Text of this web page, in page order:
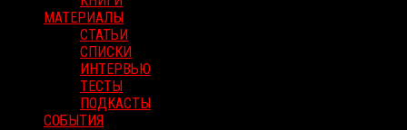
МАТЕРИАЛЫ
СТАТЬИ
СПИСКИ
ИНТЕРВЬЮ
ТЕСТЫ
ПОДКАСТЫ
СОБЫТИЯ